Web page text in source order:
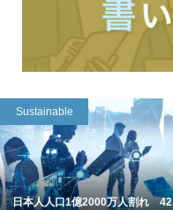
Sustainable
日本人人口1億2000万人割れ 42